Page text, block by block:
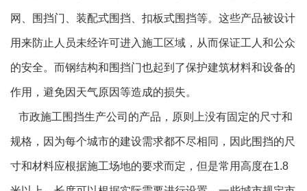
网、围挡门、装配式围挡、扣板式围挡等。这些产品被设计
用来防止人员未经许可进入施工区域，从而保证工人和公众
的安全。而钢结构和围挡门也起到了保护建筑材料和设备的
作用，避免因天气原因等造成的损失。
市政施工围挡生产公司的产品，原则上没有固定的尺寸和
规格，因为每个城市的建设需求都不尽相同，因此围挡的尺
寸和材料应根据施工场地的要求而定，但是常用高度在1.8